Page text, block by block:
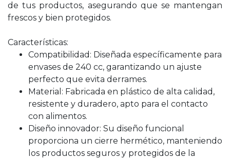
de tus productos, asegurando que se mantengan
frescos y bien protegidos.
Características:
Compatibilidad: Diseñada específicamente para
envases de 240 cc, garantizando un ajuste
perfecto que evita derrames.
Material: Fabricada en plástico de alta calidad,
resistente y duradero, apto para el contacto
con alimentos.
Diseño innovador: Su diseño funcional
proporciona un cierre hermético, manteniendo
los productos seguros y protegidos de la